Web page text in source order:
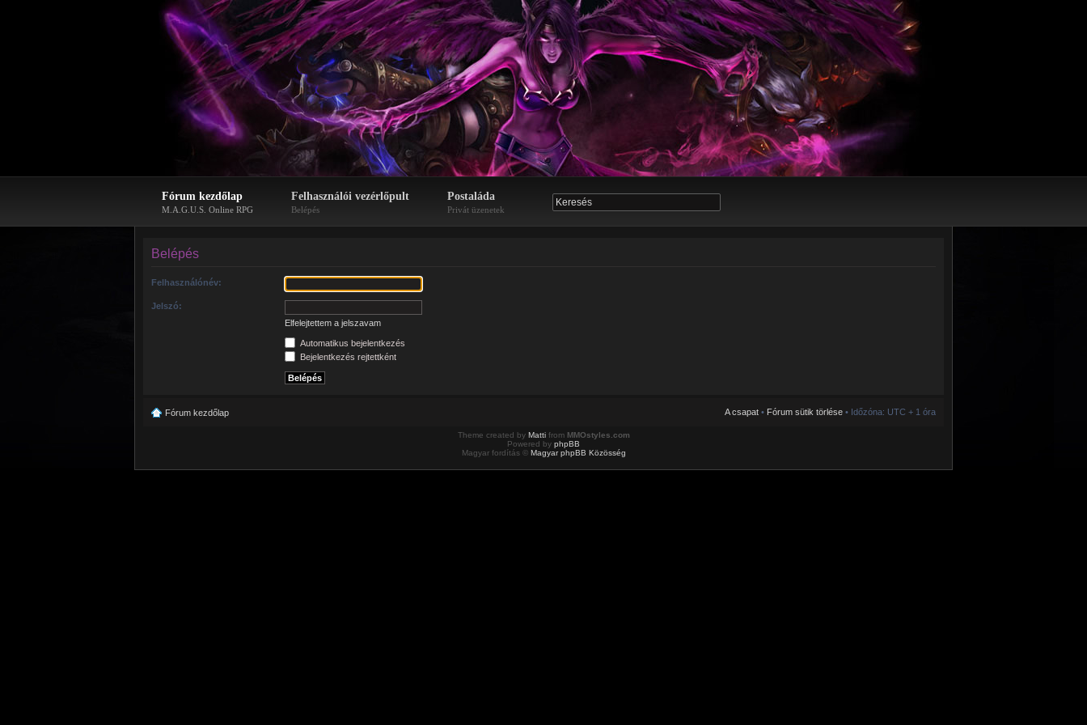
Fórum kezdőlap
M.A.G.U.S. Online RPG
Felhasználói vezérlőpult
Belépés
Postaláda
Privát üzenetek
Belépés
Felhasználónév:
Jelszó:
Elfelejtettem a jelszavam
Automatikus bejelentkezés
Bejelentkezés rejtettként
Fórum kezdőlap A csapat • Fórum sütik törlése • Időzóna: UTC + 1 óra
Theme created by Mattifrom MMOstyles.com
Powered by phpBB
Magyar fordítás © Magyar phpBB Közösség